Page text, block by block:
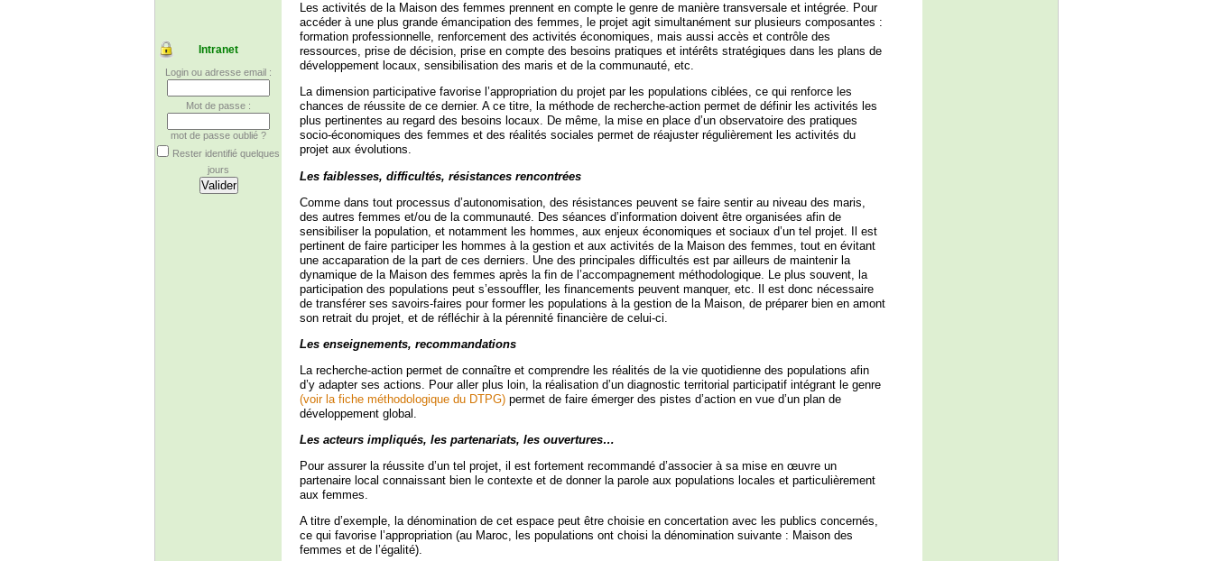
Intranet
Login ou adresse email :
Mot de passe :
mot de passe oublié ?
Rester identifié quelques
jours
Les activités de la Maison des femmes prennent en compte le genre de manière transversale et intégrée. Pour
accéder à une plus grande émancipation des femmes, le projet agit simultanément sur plusieurs composantes :
formation professionnelle, renforcement des activités économiques, mais aussi accès et contrôle des
ressources, prise de décision, prise en compte des besoins pratiques et intérêts stratégiques dans les plans de
développement locaux, sensibilisation des maris et de la communauté, etc.
La dimension participative favorise l’appropriation du projet par les populations ciblées, ce qui renforce les
chances de réussite de ce dernier. A ce titre, la méthode de recherche-action permet de définir les activités les
plus pertinentes au regard des besoins locaux. De même, la mise en place d’un observatoire des pratiques
socio-économiques des femmes et des réalités sociales permet de réajuster régulièrement les activités du
projet aux évolutions.
Les faiblesses, difficultés, résistances rencontrées
Comme dans tout processus d’autonomisation, des résistances peuvent se faire sentir au niveau des maris,
des autres femmes et/ou de la communauté. Des séances d’information doivent être organisées afin de
sensibiliser la population, et notamment les hommes, aux enjeux économiques et sociaux d’un tel projet. Il est
pertinent de faire participer les hommes à la gestion et aux activités de la Maison des femmes, tout en évitant
une accaparation de la part de ces derniers. Une des principales difficultés est par ailleurs de maintenir la
dynamique de la Maison des femmes après la fin de l’accompagnement méthodologique. Le plus souvent, la
participation des populations peut s’essouffler, les financements peuvent manquer, etc. Il est donc nécessaire
de transférer ses savoirs-faires pour former les populations à la gestion de la Maison, de préparer bien en amont
son retrait du projet, et de réfléchir à la pérennité financière de celui-ci.
Les enseignements, recommandations
La recherche-action permet de connaître et comprendre les réalités de la vie quotidienne des populations afin
d’y adapter ses actions. Pour aller plus loin, la réalisation d’un diagnostic territorial participatif intégrant le genre
(voir la fiche méthodologique du DTPG) permet de faire émerger des pistes d’action en vue d’un plan de
développement global.
Les acteurs impliqués, les partenariats, les ouvertures…
Pour assurer la réussite d’un tel projet, il est fortement recommandé d’associer à sa mise en œuvre un
partenaire local connaissant bien le contexte et de donner la parole aux populations locales et particulièrement
aux femmes.
A titre d’exemple, la dénomination de cet espace peut être choisie en concertation avec les publics concernés,
ce qui favorise l’appropriation (au Maroc, les populations ont choisi la dénomination suivante : Maison des
femmes et de l’égalité).